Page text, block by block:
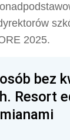
2025.
bez
Resort